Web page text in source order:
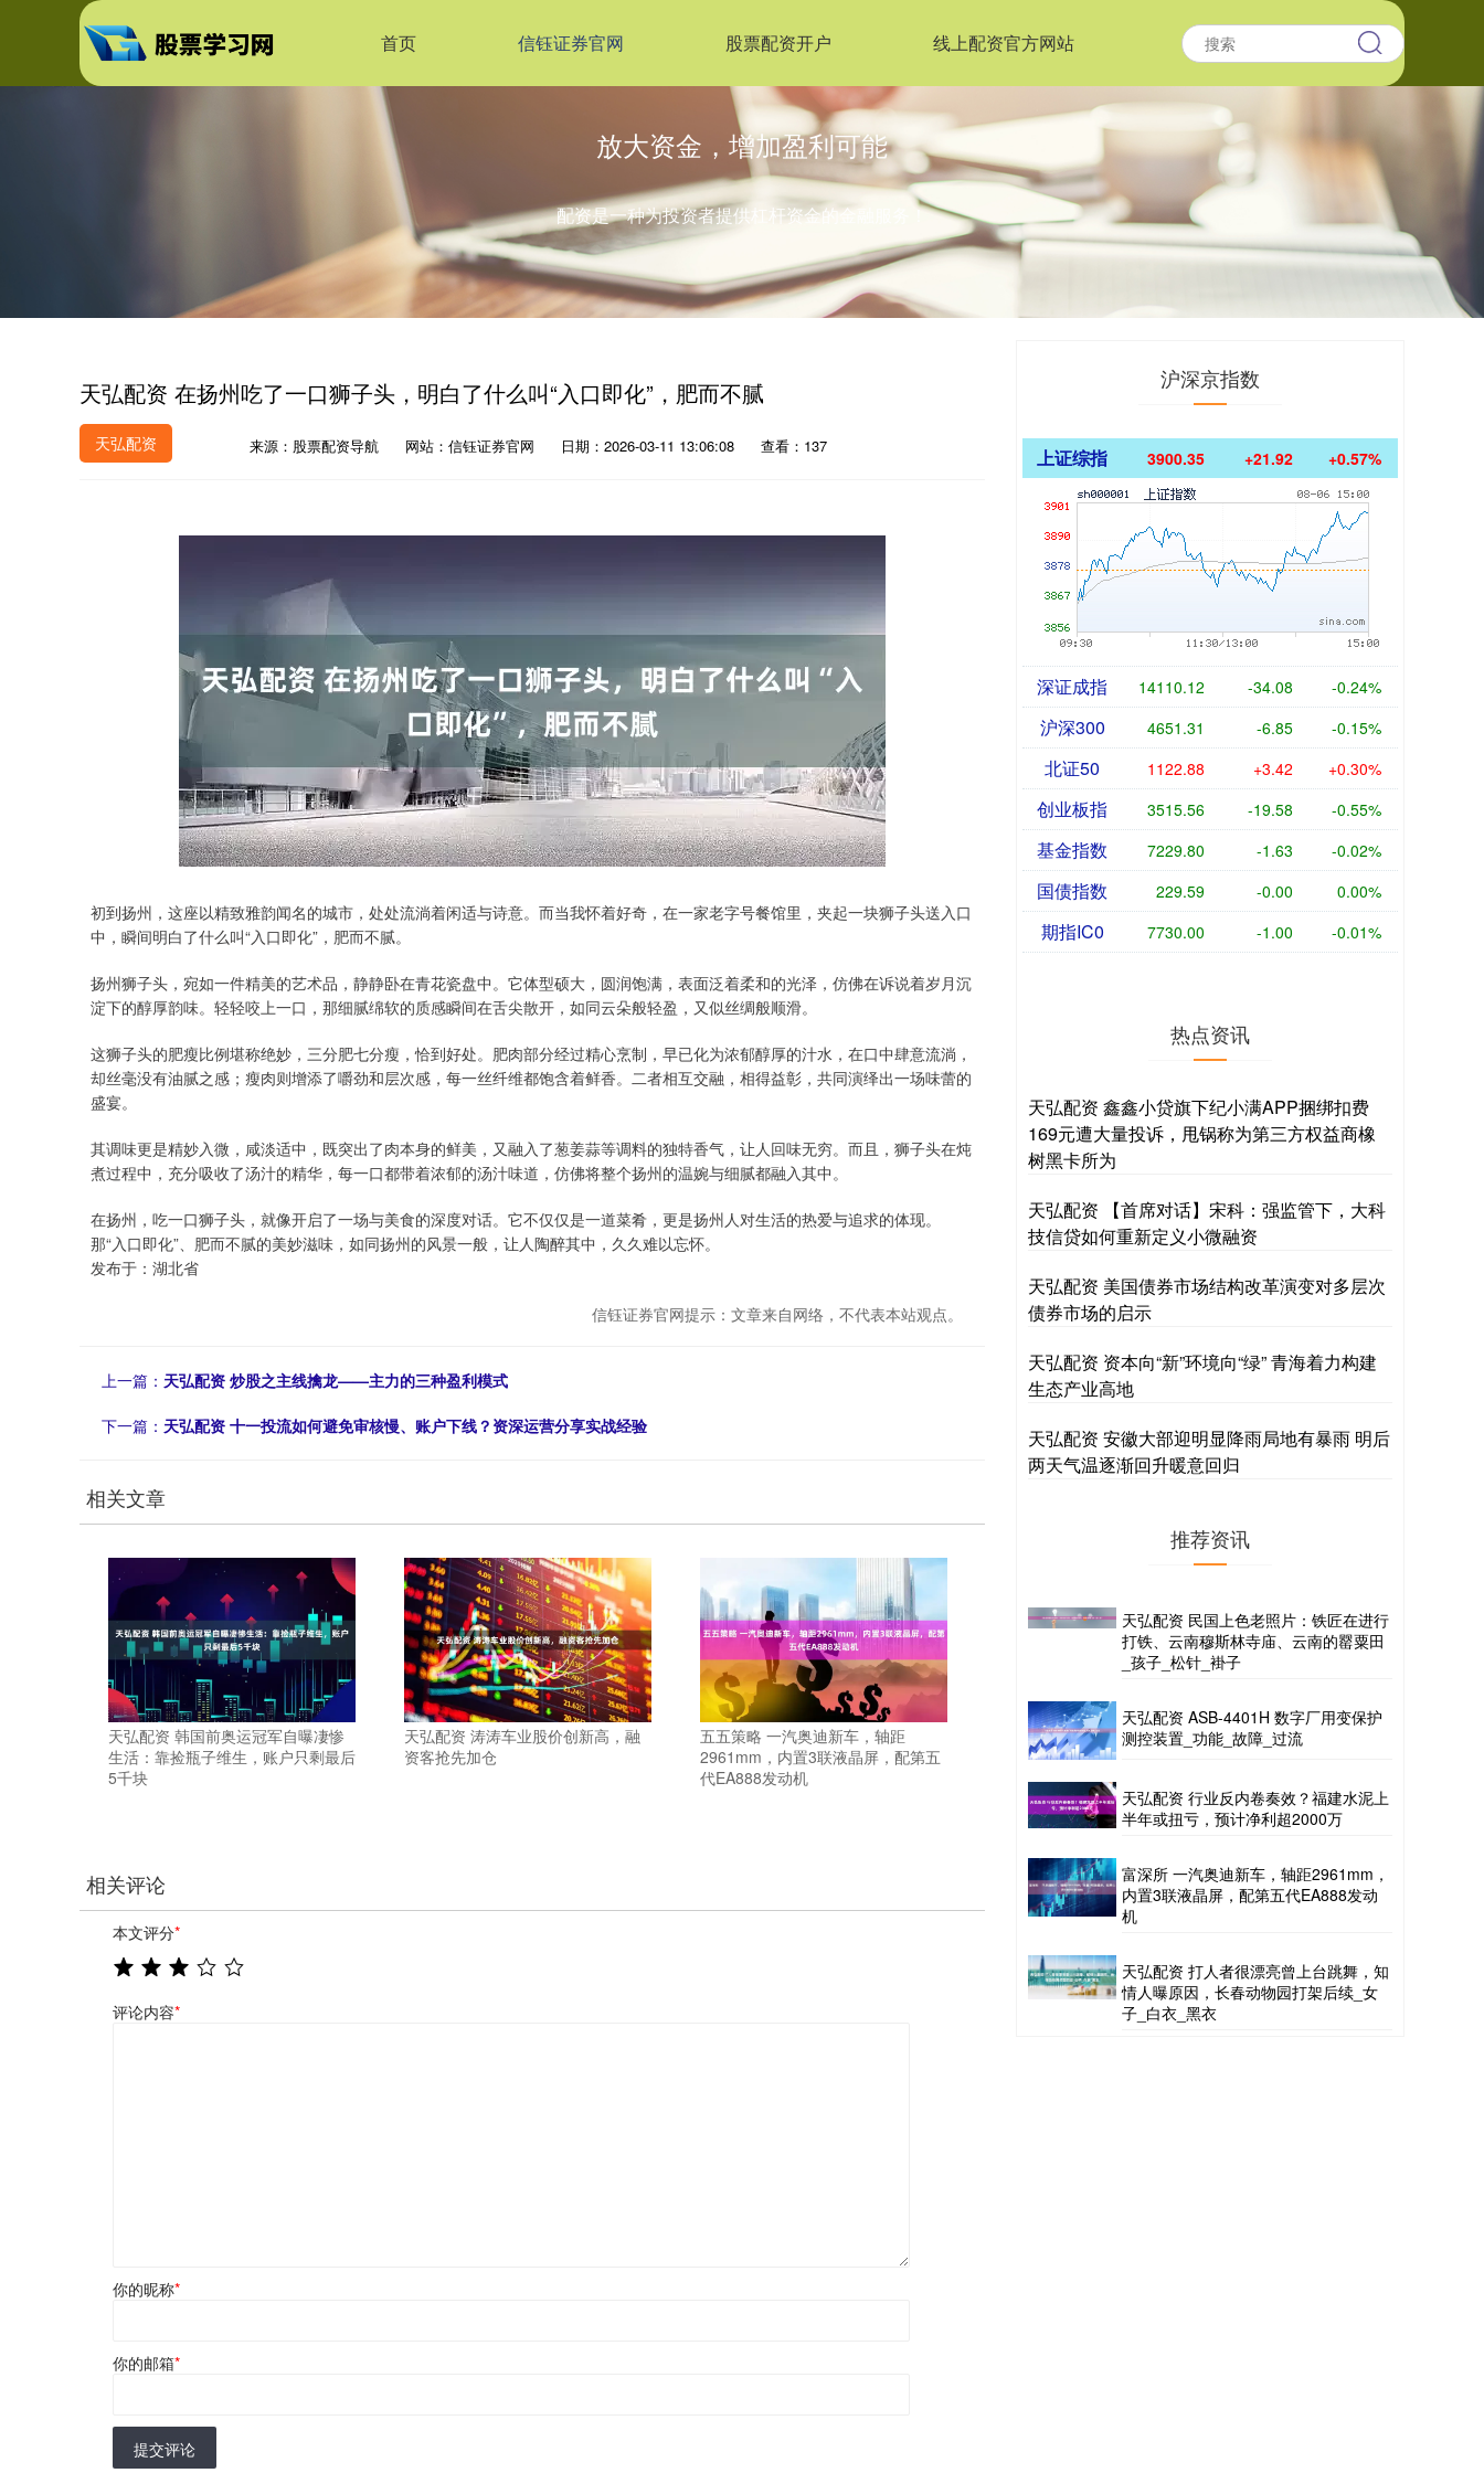
首页 信钰证券官网 股票配资开户 线上配资官方网站
放大资金，增加盈利可能
配资是一种为投资者提供杠杆资金的金融服务！
天弘配资 在扬州吃了一口狮子头，明白了什么叫“入口即化”，肥而不腻
天弘配资 来源：股票配资导航 网站：信钰证券官网 日期：2026-03-11 13:06:08 查看：137
初到扬州，这座以精致雅韵闻名的城市，处处流淌着闲适与诗意。而当我怀着好奇，在一家老字号餐馆里，夹起一块狮子头送入口
中，瞬间明白了什么叫“入口即化”，肥而不腻。
扬州狮子头，宛如一件精美的艺术品，静静卧在青花瓷盘中。它体型硕大，圆润饱满，表面泛着柔和的光泽，仿佛在诉说着岁月沉
淀下的醇厚韵味。轻轻咬上一口，那细腻绵软的质感瞬间在舌尖散开，如同云朵般轻盈，又似丝绸般顺滑。
这狮子头的肥瘦比例堪称绝妙，三分肥七分瘦，恰到好处。肥肉部分经过精心烹制，早已化为浓郁醇厚的汁水，在口中肆意流淌，
却丝毫没有油腻之感；瘦肉则增添了嚼劲和层次感，每一丝纤维都饱含着鲜香。二者相互交融，相得益彰，共同演绎出一场味蕾的
盛宴。
其调味更是精妙入微，咸淡适中，既突出了肉本身的鲜美，又融入了葱姜蒜等调料的独特香气，让人回味无穷。而且，狮子头在炖
煮过程中，充分吸收了汤汁的精华，每一口都带着浓郁的汤汁味道，仿佛将整个扬州的温婉与细腻都融入其中。
在扬州，吃一口狮子头，就像开启了一场与美食的深度对话。它不仅仅是一道菜肴，更是扬州人对生活的热爱与追求的体现。
那“入口即化”、肥而不腻的美妙滋味，如同扬州的风景一般，让人陶醉其中，久久难以忘怀。
发布于：湖北省
信钰证券官网提示：文章来自网络，不代表本站观点。
上一篇： 天弘配资 炒股之主线擒龙——主力的三种盈利模式
下一篇： 天弘配资 十一投流如何避免审核慢、账户下线？资深运营分享实战经验
相关文章
天弘配资 韩国前奥运冠军自曝凄惨
生活：靠捡瓶子维生，账户只剩最后
5千块
天弘配资 涛涛车业股价创新高，融
资客抢先加仓
五五策略 一汽奥迪新车，轴距
2961mm，内置3联液晶屏，配第五
代EA888发动机
相关评论
本文评分*
评论内容*
你的昵称*
你的邮箱*
提交评论
沪深京指数
上证综指 3900.35 +21.92 +0.57%
深证成指 14110.12 -34.08 -0.24%
沪深300 4651.31 -6.85 -0.15%
北证50 1122.88 +3.42 +0.30%
创业板指 3515.56 -19.58 -0.55%
基金指数 7229.80 -1.63 -0.02%
国债指数 229.59 -0.00 0.00%
期指IC0 7730.00 -1.00 -0.01%
热点资讯
天弘配资 鑫鑫小贷旗下纪小满APP捆绑扣费
169元遭大量投诉，甩锅称为第三方权益商橡
树黑卡所为
天弘配资 【首席对话】宋科：强监管下，大科
技信贷如何重新定义小微融资
天弘配资 美国债券市场结构改革演变对多层次
债券市场的启示
天弘配资 资本向“新”环境向“绿” 青海着力构建
生态产业高地
天弘配资 安徽大部迎明显降雨局地有暴雨 明后
两天气温逐渐回升暖意回归
推荐资讯
天弘配资 民国上色老照片：铁匠在进行
打铁、云南穆斯林寺庙、云南的罂粟田
_孩子_松针_褂子
天弘配资 ASB-4401H 数字厂用变保护
测控装置_功能_故障_过流
天弘配资 行业反内卷奏效？福建水泥上
半年或扭亏，预计净利超2000万
富深所 一汽奥迪新车，轴距2961mm，
内置3联液晶屏，配第五代EA888发动
机
天弘配资 打人者很漂亮曾上台跳舞，知
情人曝原因，长春动物园打架后续_女
子_白衣_黑衣